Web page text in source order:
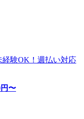
験OK！週払い対応
円〜